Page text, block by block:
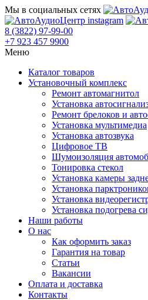
Мы в социальных сетях
8 (3822) 97-99-00
+7 923 457 9900
Меню
Каталог товаров
Установочный комплекс
Ремонт автомагнитол
Установка
Ремонт брелоков и
Установка мультимедиа
Установка автозвука
Цифровое ТВ
Шумоизоляция
Тонировка стекол
Установка камеры
Установка
Установка
Установка подогрева
Наши работы
О нас
Как оформить заказ
Гарантия на товар
Статьи
Вакансии
Оплата и доставка
Контакты